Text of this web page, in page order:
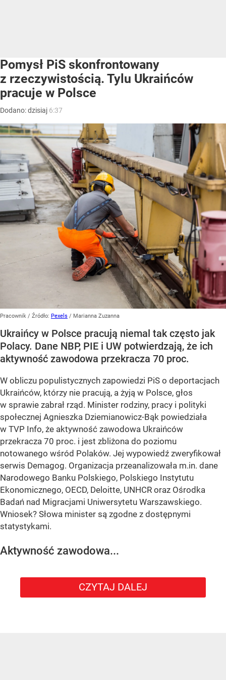
Pomysł PiS skonfrontowany
z rzeczywistością. Tylu Ukraińców
pracuje w Polsce
Dodano:dzisiaj 6:37
Pracownik / Źródło: Pexels / Marianna Zuzanna
Ukraińcy w Polsce pracują niemal tak często jak
Polacy. Dane NBP, PIE i UW potwierdzają, że ich
aktywność zawodowa przekracza 70 proc.
W obliczu populistycznych zapowiedzi PiS o deportacjach
Ukraińców, którzy nie pracują, a żyją w Polsce, głos
w sprawie zabrał rząd. Minister rodziny, pracy i polityki
społecznej Agnieszka Dziemianowicz-Bąk powiedziała
w TVP Info, że aktywność zawodowa Ukraińców
przekracza 70 proc. i jest zbliżona do poziomu
notowanego wśród Polaków. Jej wypowiedź zweryfikował
serwis Demagog. Organizacja przeanalizowała m.in. dane
Narodowego Banku Polskiego, Polskiego Instytutu
Ekonomicznego, OECD, Deloitte, UNHCR oraz Ośrodka
Badań nad Migracjami Uniwersytetu Warszawskiego.
Wniosek? Słowa minister są zgodne z dostępnymi
statystykami.
Aktywność zawodowa...
CZYTAJ DALEJ